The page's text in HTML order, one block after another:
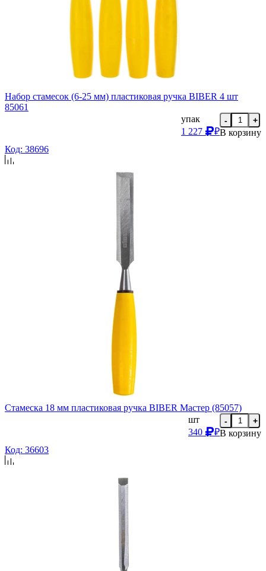
Набор стамесок (6-25 мм) пластиковая ручка BIBER 4 шт
85061
упак
1 227
₽
- +
В корзину
Код: 38696
Стамеска 18 мм пластиковая ручка BIBER Мастер (85057)
шт
340
₽
- +
В корзину
Код: 36603